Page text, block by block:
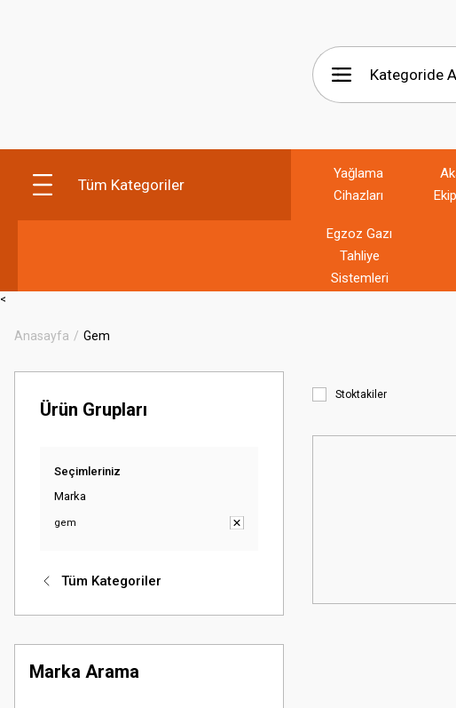
Tüm Kategoriler
Yağlama
Cihazları
Egzoz Gazı
Tahliye
Sistemleri
<
Anasayfa Gem
Ürün Grupları
Seçimleriniz
Marka
gem
Tüm Kategoriler
Marka Arama
Stoktakiler